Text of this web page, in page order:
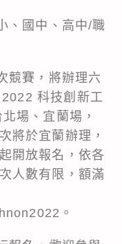
、國中、高中/職
競賽，將辦理六
科技創新工
場、宜蘭場，
將於宜蘭辦理，
開放報名，依各
人數有限，額滿
。